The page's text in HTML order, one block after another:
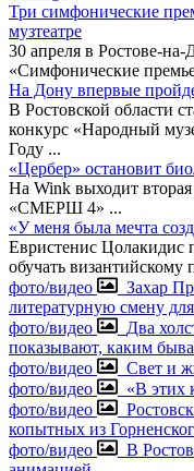
Три симфонические
музтеатре
30 апреля в Ростове-
«Симфонические
На Дону впервые
В Ростовской области
конкурс «Народный
Году ...
«Цербер» остановит
На Wink выходит вторая
«СМЕРШ 4» ...
«У меня была мечта
Евристенис Цолакидис
обучать
фото/видео
Захар
литературную смену
фото/видео
Два
показывают, каким
фото/видео
Свет и
фото/видео
«В этих
фото/видео
копытных из
фото/видео
В